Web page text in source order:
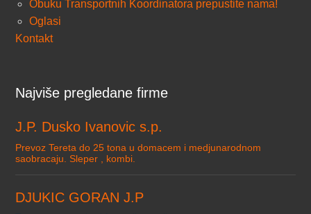
Obuku Transportnih Koordinatora prepustite nama!
Oglasi
Kontakt
Najviše pregledane firme
J.P. Dusko Ivanovic s.p.
Prevoz Tereta do 25 tona u domacem i medjunarodnom
saobracaju. Sleper , kombi.
DJUKIC GORAN J.P